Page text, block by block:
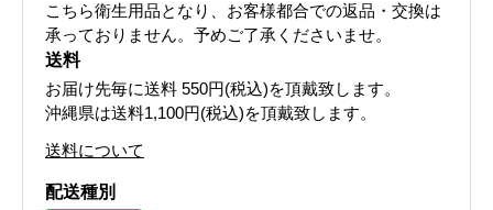
こちら衛生用品となり、お客様都合での返品・交換は
承っておりません。予めご了承くださいませ。
送料
お届け先毎に送料 550円(税込)を頂戴致します。
沖縄県は送料1,100円(税込)を頂戴致します。
送料について
配送種別